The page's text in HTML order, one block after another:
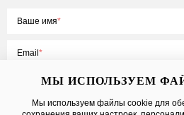
Ваше имя
Email
МЫ ИСПОЛЬЗУЕМ
Мы используем файлы cookie для